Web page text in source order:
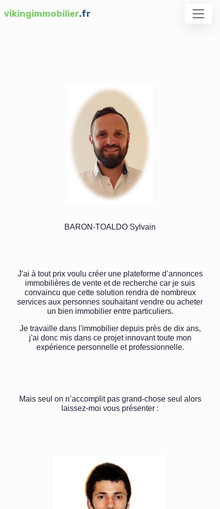
vikingimmobilier.fr
BARON-TOALDO Sylvain
J'ai à tout prix voulu créer une plateforme d’annonces
immobilières de vente etde recherche car je suis
convaincu que cette solution rendra de nombreux
services aux personnes souhaitant vendre ou acheter
un bien immobilier entre particuliers.
Je travaille dans l'immobilier depuis près de dix ans,
j'ai donc mis dans ce projet innovant toute mon
expérience personnelle et professionnelle.
Mais seul on n’accomplit pas grand-chose seul alors
laissez-moi vous présenter :